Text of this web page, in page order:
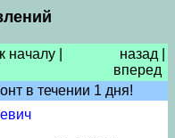
к началу назад
вперед
в течении 1 дня!